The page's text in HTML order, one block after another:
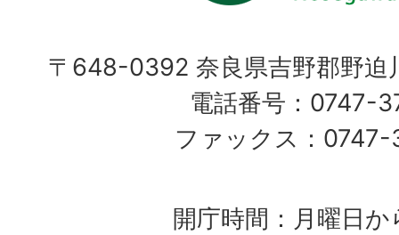
〒648-0392 奈良県吉野郡野迫
電話番号：0747-
ファックス：
開庁時間：月曜日か